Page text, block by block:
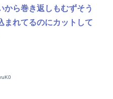
から巻き返しもむずそう
まれてるのにカットして